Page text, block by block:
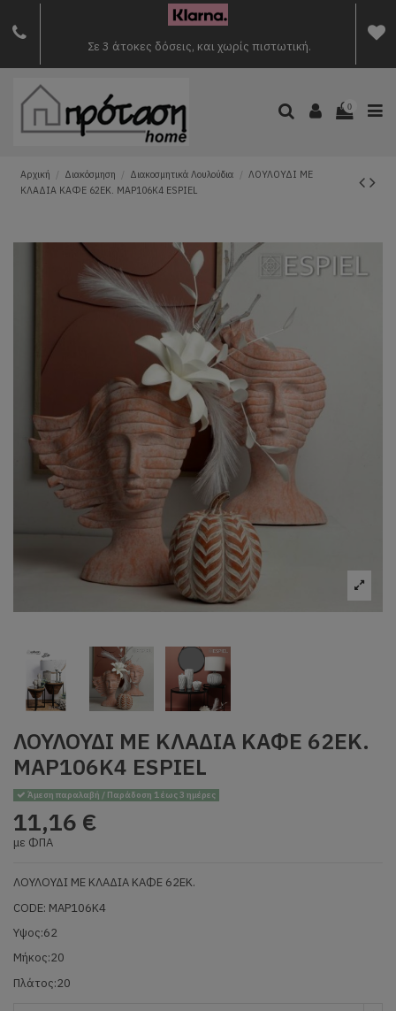
Σε 3 άτοκες δόσεις, και χωρίς πιστωτική.
0
Αρχική Διακόσμηση Διακοσμητικά Λουλούδια
ΛΟΥΛΟΥΔΙ ΜΕ
ΚΛΑΔΙΑ ΚΑΦΕ 62ΕΚ. MAP106K4 ESPIEL
ΛΟΥΛΟΥΔΙ ΜΕ ΚΛΑΔΙΑ ΚΑΦΕ 62ΕΚ.
MAP106K4 ESPIEL
Άμεση παραλαβή / Παράδοση 1 έως 3 ημέρες
11,16 €
με ΦΠΑ
ΛΟΥΛΟΥΔΙ ΜΕ ΚΛΑΔΙΑ ΚΑΦΕ 62ΕΚ.
CODE: MAP106K4
Υψος:62
Μήκος:20
Πλάτος:20